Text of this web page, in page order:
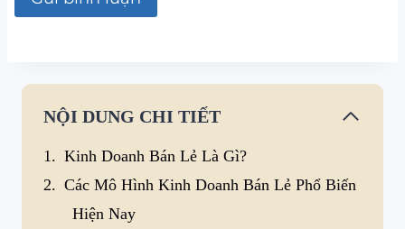
NỘI DUNG CHI TIẾT
Kinh Doanh Bán Lẻ Là Gì?
Các Mô Hình Kinh Doanh Bán Lẻ Phổ Biến
Hiện Nay